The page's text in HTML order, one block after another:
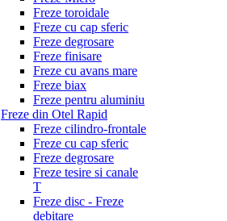
Freze toroidale
Freze cu cap sferic
Freze degrosare
Freze finisare
Freze cu avans mare
Freze biax
Freze pentru aluminiu
Freze din Otel Rapid
Freze cilindro-frontale
Freze cu cap sferic
Freze degrosare
Freze tesire si canale
T
Freze disc - Freze
debitare